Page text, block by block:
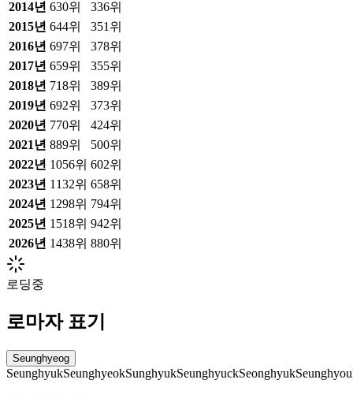
2014년 630위
336위
2015년 644위
351위
2016년 697위
378위
2017년 659위
355위
2018년 718위
389위
2019년 692위
373위
2020년 770위
424위
2021 년 889위
500위
2022년 1056위 602위
2023년 1132위 658위
2024년 1298위 794위
2025년 1518위 942위
2026년 1438위 880위
로딩중
로마자 표기
Seunghyeog
SeunghyukSeunghyeokSunghyukSeunghyuckSeonghyuk